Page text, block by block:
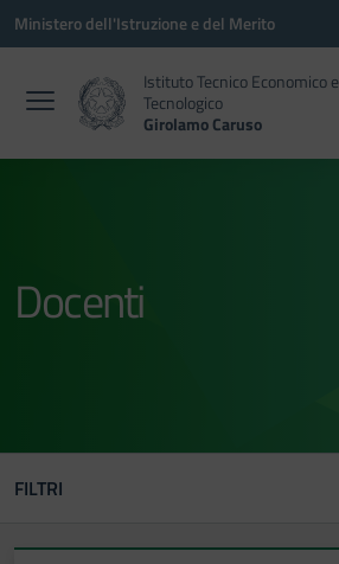
Vai ai contenuti
Vai al menu di navigazione
Vai al footer
Ministero dell'Istruzione e del Merito
Istituto Tecnico Economico e
Tecnologico
Girolamo Caruso
Docenti
FILTRI